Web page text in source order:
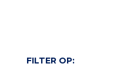
FILTER OP: